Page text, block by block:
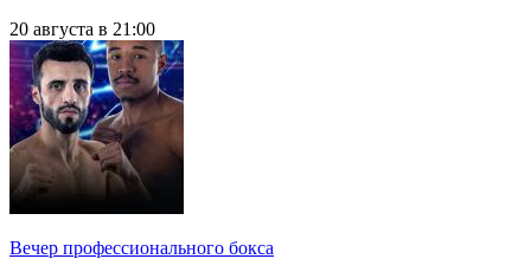
20 августа в 21:00
Вечер профессионального бокса